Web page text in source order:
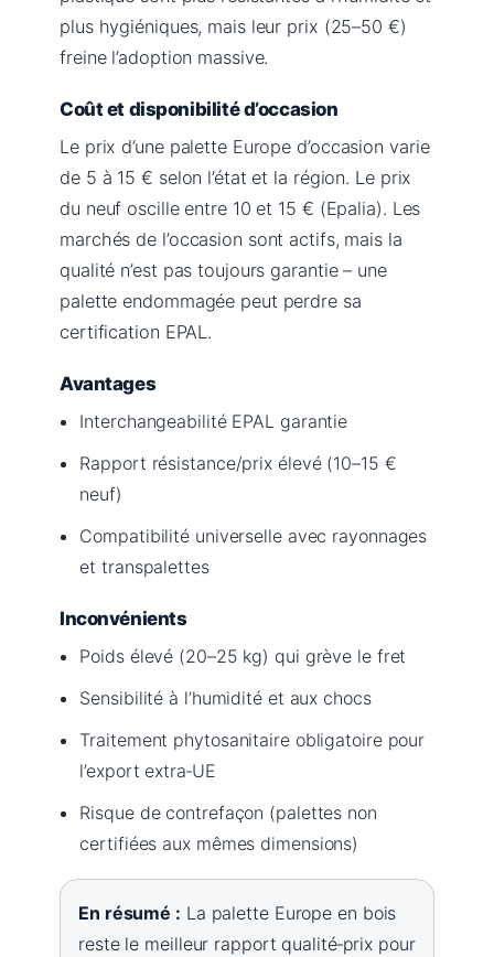
plus hygiéniques, mais leur prix (25–50 €)
freine l’adoption massive.
Coût et disponibilité d’occasion
Le prix d’une palette Europe d’occasion varie
de 5 à 15 € selon l’état et la région. Le prix
du neuf oscille entre 10 et 15 € (Epalia). Les
marchés de l’occasion sont actifs, mais la
qualité n’est pas toujours garantie – une
palette endommagée peut perdre sa
certification EPAL.
Avantages
Interchangeabilité EPAL garantie
Rapport résistance/prix élevé (10–15 €
neuf)
Compatibilité universelle avec rayonnages
et transpalettes
Inconvénients
Poids élevé (20–25 kg) qui grève le fret
Sensibilité à l’humidité et aux chocs
Traitement phytosanitaire obligatoire pour
l’export extra‑UE
Risque de contrefaçon (palettes non
certifiées aux mêmes dimensions)
En résumé : La palette Europe en bois
reste le meilleur rapport qualité‑prix pour